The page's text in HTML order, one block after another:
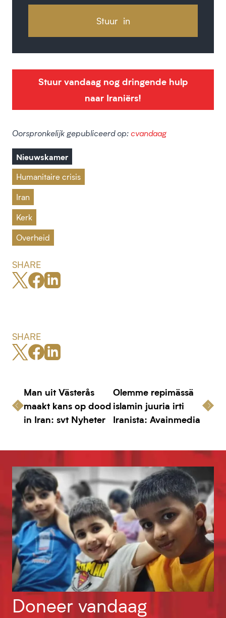
Stuur vandaag nog dringende hulp
naar Iraniërs!
Oorspronkelijk gepubliceerd op:cvandaag
Nieuwskamer
Humanitaire crisis
Iran
Kerk
Overheid
SHARE
SHARE
Man uit Västerås
maakt kans op dood
in Iran: svt Nyheter
Olemme repimässä
islamin juuria irti
Iranista: Avainmedia
Doneer vandaag